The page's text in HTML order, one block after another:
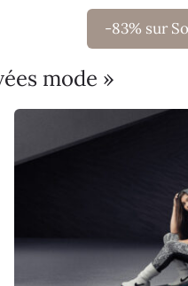
-83% sur
mode »